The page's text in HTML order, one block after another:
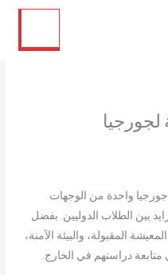
لجورجيا
جورجيا واحدة من الوجهات
بين الطلاب الدوليين. بفضل
المقبولة، والبيئة الآمنة،
متابعة دراستهم في الخارج.